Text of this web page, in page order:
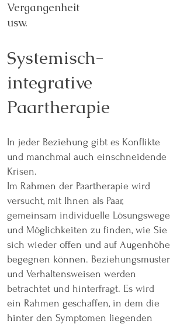
Vergangenheit
usw.
Systemisch-
integrative
Paartherapie
In jeder Beziehung gibt es Konflikte
und manchmal auch einschneidende
Krisen.
Im Rahmen der Paartherapie wird
versucht, mit Ihnen als Paar,
gemeinsam individuelle Lösungswege
und Möglichkeiten zu finden, wie Sie
sich wieder offen und auf Augenhöhe
begegnen können. Beziehungsmuster
und Verhaltensweisen werden
betrachtet und hinterfragt. Es wird
ein Rahmen geschaffen, in dem die
hinter den Symptomen liegenden